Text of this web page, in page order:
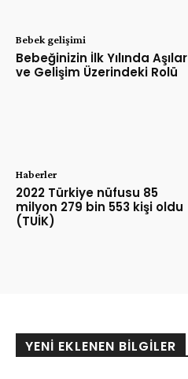
Bebek gelişimi
Bebeğinizin İlk Yılında Aşılar
ve Gelişim Üzerindeki Rolü
Haberler
2022 Türkiye nüfusu 85
milyon 279 bin 553 kişi oldu
(TUİK)
YENI EKLENEN BILGILER